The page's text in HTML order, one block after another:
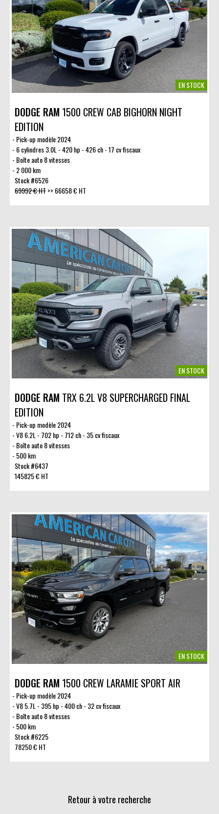
EN STOCK
DODGE RAM 1500 CREW CAB BIGHORN NIGHT
EDITION
Pick-up modèle 2024
6 cylindres 3.0L - 420 hp - 426 ch - 17 cv fiscaux
Boîte auto 8 vitesses
2 000 km
Stock #6526
69992 € HT>> 66658 € HT
EN STOCK
DODGE RAM TRX 6.2L V8 SUPERCHARGED FINAL
EDITION
Pick-up modèle 2024
V8 6.2L - 702 hp - 712 ch - 35 cv fiscaux
Boîte auto 8 vitesses
500 km
Stock #6437
145825 € HT
EN STOCK
DODGE RAM 1500 CREW LARAMIE SPORT AIR
Pick-up modèle 2024
V8 5.7L - 395 hp - 400 ch - 32 cv fiscaux
Boîte auto 8 vitesses
500 km
Stock #6225
78250 € HT
Retour à votre recherche